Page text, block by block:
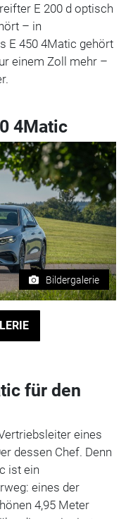
E 200 d optisch
– in
E 450 4Matic gehört
einem Zoll mehr –
4Matic
Bildergalerie
für den
eines
dessen Chef. Denn
ist ein
eines der
4,95 Meter